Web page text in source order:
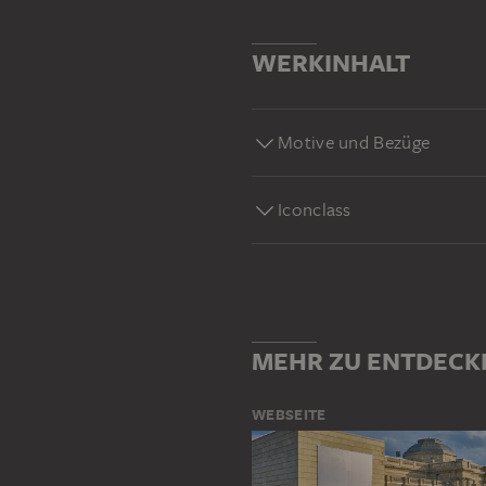
WERKINHALT
Motive und Bezüge
Iconclass
MEHR ZU
WEBSEITE